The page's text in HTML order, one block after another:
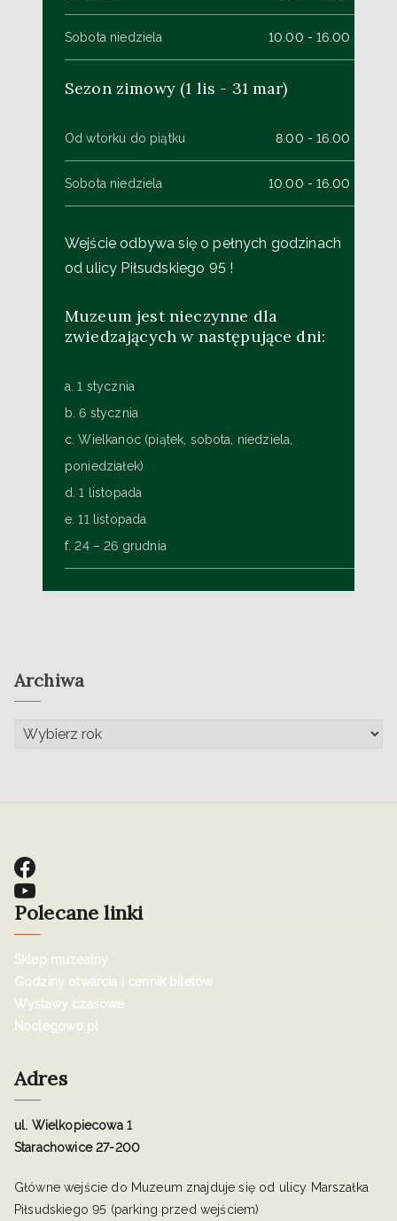
Sobota niedziela 10.00 - 16.00
Sezon zimowy (1 lis - 31 mar)
Od wtorku do piątku 8.00 - 16.00
Sobota niedziela 10.00 - 16.00
Wejście odbywa się o pełnych godzinach
od ulicy Piłsudskiego 95 !
Muzeum jest nieczynne dla
zwiedzających w następujące dni:
a. 1 stycznia
b. 6 stycznia
c. Wielkanoc (piątek, sobota, niedziela,
poniedziałek)
d. 1 listopada
e. 11 listopada
f. 24 – 26 grudnia
Archiwa
Polecane linki
Sklep muzealny
Godziny otwarcia i cennik biletów
Wystawy czasowe
Noclegowo.pl
Adres
ul. Wielkopiecowa 1
Starachowice 27-200
Główne wejście do Muzeum znajduje się od ulicy Marszałka
Piłsudskiego 95 (parking przed wejściem)